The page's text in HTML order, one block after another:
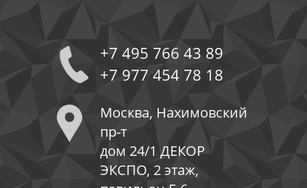
+7 495 766 43 89
+7 977 454 78 18
Москва, Нахимовский
пр-т
дом 24/1 ДЕКОР
ЭКСПО, 2 этаж,